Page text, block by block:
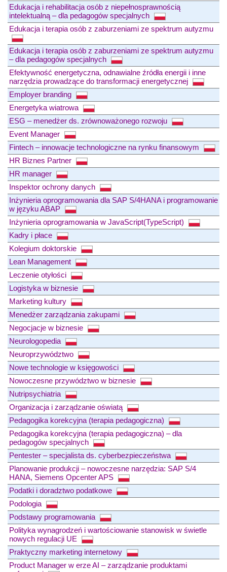
Edukacja i rehabilitacja osób z niepełnosprawnością
intelektualną – dla pedagogów specjalnych
Edukacja i terapia osób z zaburzeniami ze spektrum autyzmu
Edukacja i terapia osób z zaburzeniami ze spektrum autyzmu
– dla pedagogów specjalnych
Efektywność energetyczna, odnawialne źródła energii i inne
narzędzia prowadzące do transformacji energetycznej
Employer branding
Energetyka wiatrowa
ESG – menedżer ds. zrównoważonego rozwoju
Event Manager
Fintech – innowacje technologiczne na rynku finansowym
HR Biznes Partner
HR manager
Inspektor ochrony danych
Inżynieria oprogramowania dla SAP S/4HANA i programowanie
w języku ABAP
Inżynieria oprogramowania w JavaScript(TypeScript)
Kadry i płace
Kolegium doktorskie
Lean Management
Leczenie otyłości
Logistyka w biznesie
Marketing kultury
Menedżer zarządzania zakupami
Negocjacje w biznesie
Neurologopedia
Neuroprzywództwo
Nowe technologie w księgowości
Nowoczesne przywództwo w biznesie
Nutripsychiatria
Organizacja i zarządzanie oświatą
Pedagogika korekcyjna (terapia pedagogiczna)
Pedagogika korekcyjna (terapia pedagogiczna) – dla
pedagogów specjalnych
Pentester – specjalista ds. cyberbezpieczeństwa
Planowanie produkcji – nowoczesne narzędzia: SAP S/4
HANA, Siemens Opcenter APS
Podatki i doradztwo podatkowe
Podologia
Podstawy programowania
Polityka wynagrodzeń i wartościowanie stanowisk w świetle
nowych regulacji UE
Praktyczny marketing internetowy
Product Manager w erze AI – zarządzanie produktami